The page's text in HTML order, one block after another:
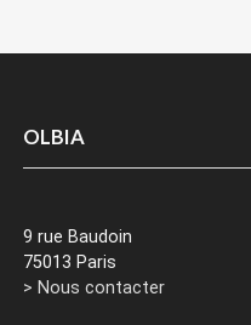
OLBIA
9 rue Baudoin
75013 Paris
> Nous contacter